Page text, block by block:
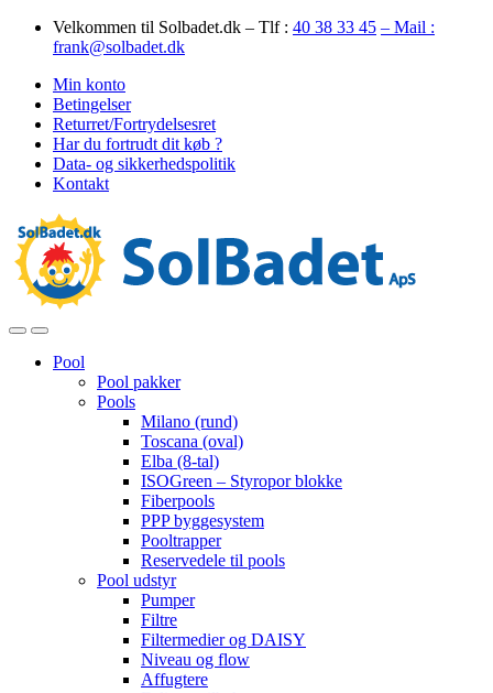
Skip
Skip
Velkommen til Solbadet.dk – Tlf : 40 38 33 45 – Mail :
frank@solbadet.dk
Min konto
Betingelser
Returret/Fortrydelsesret
Har du fortrudt dit køb ?
Data- og sikkerhedspolitik
Kontakt
OpenClose
Pool
Pool pakker
Pools
Milano (rund)
Toscana (oval)
Elba (8-tal)
ISOGreen – Styropor blokke
Fiberpools
PPP byggesystem
Pooltrapper
Reservedele til pools
Pool udstyr
Pumper
Filtre
Filtermedier og DAISY
Niveau og flow
Affugtere